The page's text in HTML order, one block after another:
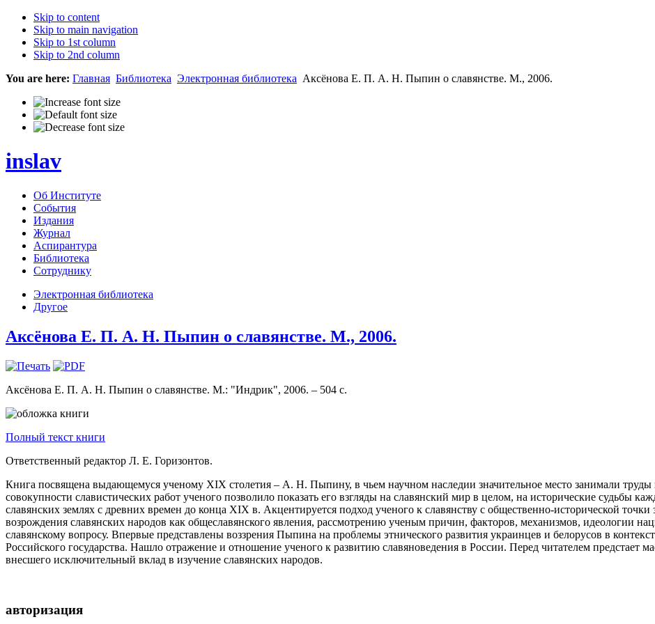
Skip to content
Skip to main navigation
Skip to 1st column
Skip to 2nd column
You are here: Главная Библиотека Электронная библиотека Аксёнова Е. П. А. Н. Пыпин о славянстве. М., 2006.
inslav
Об Институте
События
Издания
Журнал
Аспирантура
Библиотека
Сотруднику
Электронная библиотека
Другое
Аксёнова Е. П. А. Н. Пыпин о славянстве. М., 2006.
Аксёнова Е. П. А. Н. Пыпин о славянстве. М.: "Индрик", 2006. – 504 с.
Полный текст книги
Ответственный редактор Л. Е. Горизонтов.
Книга посвящена выдающемуся ученому XIX столетия – А. Н. Пыпину, в чьем научном наследии значительное место занимали труды
совокупности славистических работ ученого позволило показать его взгляды на славянский мир в целом, на исторические судьбы
славянских землях с древних времен до конца XIX в. Акцентируется подход ученого к славянству с общественно-исторической
возрождения славянских народов как общеславянского явления, рассмотрению ученым причин, факторов, механизмов, идеологии
славянскому вопросу. Впервые представлены воззрения Пыпина на проблемы этнического развития украинцев и белорусов в
Российского государства. Нашло отражение и отношение ученого к развитию славяноведения в России. Перед читателем предстает
внесшего исключительный вклад в изучение славянских народов.
авторизация